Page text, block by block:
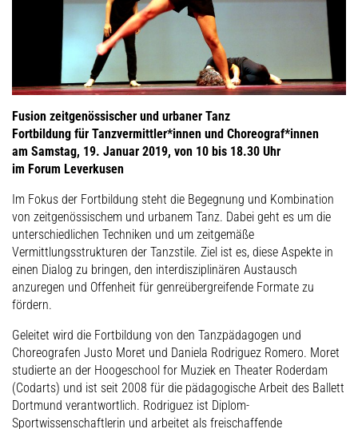
Fusion zeitgenössischer und urbaner Tanz
Fortbildung für Tanzvermittler*innen und Choreograf*innen
am Samstag, 19. Januar 2019, von 10 bis 18.30 Uhr
im Forum Leverkusen
Im Fokus der Fortbildung steht die Begegnung und Kombination
von zeitgenössischem und urbanem Tanz. Dabei geht es um die
unterschiedlichen Techniken und um zeitgemäße
Vermittlungsstrukturen der Tanzstile. Ziel ist es, diese Aspekte in
einen Dialog zu bringen, den interdisziplinären Austausch
anzuregen und Offenheit für genreübergreifende Formate zu
fördern.
Geleitet wird die Fortbildung von den Tanzpädagogen und
Choreografen Justo Moret und Daniela Rodriguez Romero. Moret
studierte an der Hoogeschool for Muziek en Theater Roderdam
(Codarts) und ist seit 2008 für die pädagogische Arbeit des Ballett
Dortmund verantwortlich. Rodriguez ist Diplom-
Sportwissenschaftlerin und arbeitet als freischaffende